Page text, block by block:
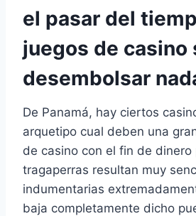
el pasar del
juegos de casino
desembolsar
De Panamá, hay ciertos
arquetipo cual deben una
de casino con el fin de dinero
tragaperras resultan muy
indumentarias
baja completamente dicho